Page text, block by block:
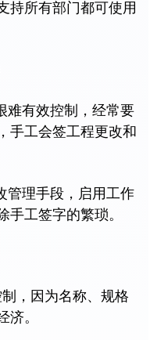
持所有部门都可使用
有效控制，经常要
手工会签工程更改和
理手段，启用工作
手工签字的繁琐。
，因为名称、规格
济。